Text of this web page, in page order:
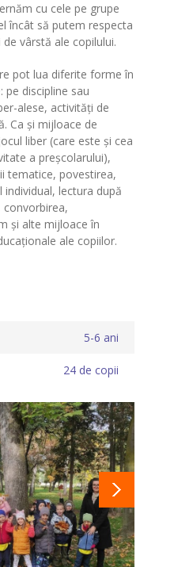
S2
S2
S2
2
cu cele pe grupe
încât să putem respecta
vârstă ale copilului.
pot lua diferite forme în
pe discipline sau
alese, activităţi de
Ca şi mijloace de
liber (care este şi cea
a preşcolarului),
tematice, povestirea,
lectura după
convorbirea,
şi alte mijloace în
ale copiilor.
5-6 ani
24 de copii